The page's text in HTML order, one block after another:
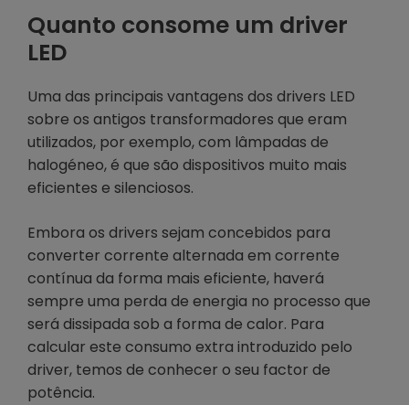
Quanto consome um driver
LED
Uma das principais vantagens dos drivers LED
sobre os antigos transformadores que eram
utilizados, por exemplo, com lâmpadas de
halogéneo, é que são dispositivos muito mais
eficientes e silenciosos.
Embora os drivers sejam concebidos para
converter corrente alternada em corrente
contínua da forma mais eficiente, haverá
sempre uma perda de energia no processo que
será dissipada sob a forma de calor. Para
calcular este consumo extra introduzido pelo
driver, temos de conhecer o seu factor de
potência.